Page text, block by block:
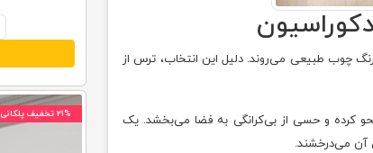
چوب طبیعی می‌روند. دلیل این انتخاب، ترس از
کرده و حسی از بی‌کرانگی به فضا می‌بخشد. یک
آن می‌درخشند.
۲۱% تخفیف پلکانی